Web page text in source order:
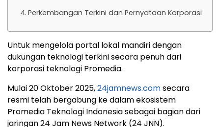
Perkembangan Terkini dan Pernyataan Korporasi
Untuk mengelola portal lokal mandiri dengan
dukungan teknologi terkini secara penuh dari
korporasi teknologi Promedia.
Mulai 20 Oktober 2025,24jamnews.comsecara
resmi telah bergabung ke dalam ekosistem
Promedia Teknologi Indonesia sebagai bagian dari
jaringan 24 Jam News Network (24 JNN).